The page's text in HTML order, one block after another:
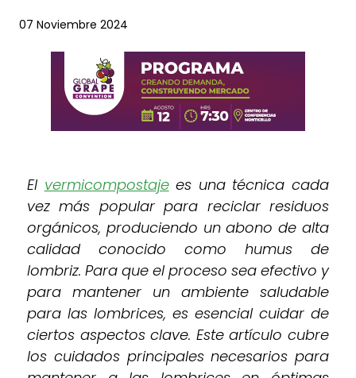
07 Noviembre 2024
El vermicompostajees una técnica cada
vez más popular para reciclar residuos
orgánicos, produciendo un abono de alta
calidad conocido como humus de
lombriz. Para que el proceso sea efectivo y
para mantener un ambiente saludable
para las lombrices, es esencial cuidar de
ciertos aspectos clave. Este artículo cubre
los cuidados principales necesarios para